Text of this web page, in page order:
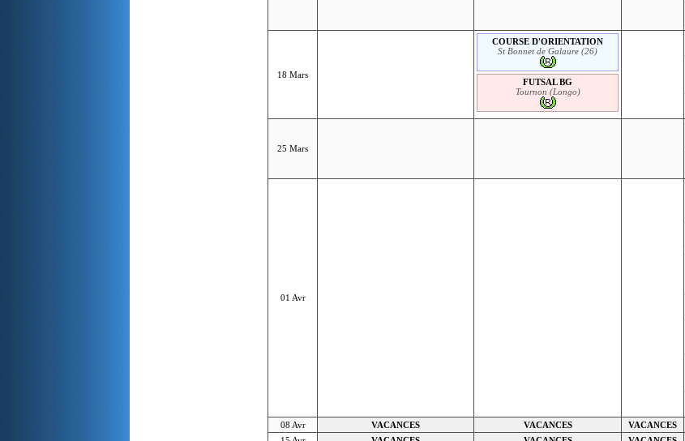
18 Mars
COURSE D'ORIENTATION
St Bonnet de Galaure (26)
FUTSAL BG
Tournon (Longo)
25 Mars
01 Avr
08 Avr VACANCES VACANCES VACANCES